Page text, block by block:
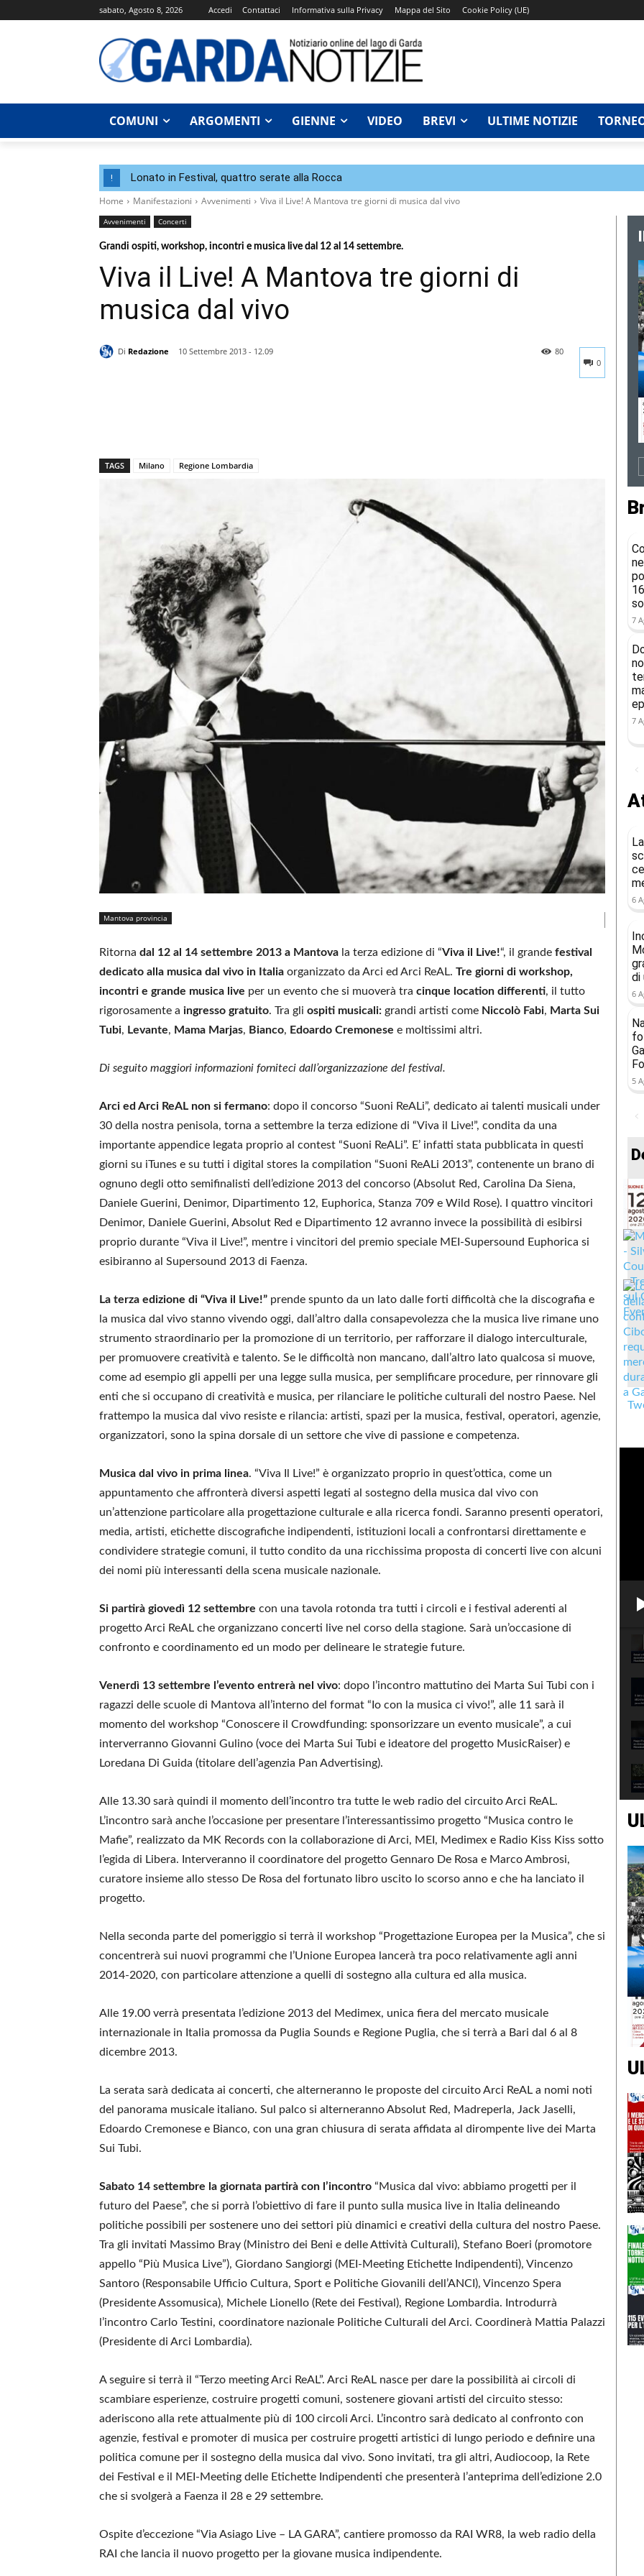
sabato, Agosto 8, 2026 Accedi Contattaci Informativa sulla Privacy Mappa del Sito Cookie Policy (UE)
COMUNI ARGOMENTI GIENNE VIDEO BREVI ULTIME NOTIZIE
! Lonato in Festival, quattro serate alla Rocca
Home Manifestazioni Avvenimenti Viva il Live! A Mantova tre giorni di musica dal vivo
Avvenimenti Concerti
Grandi ospiti, workshop, incontri e musica live dal 12 al 14 settembre.
Viva il Live! A Mantova tre giorni di
musica dal vivo
Di Redazione
10 Settembre 2013 - 12.09
0
80
TAGS Milano Regione Lombardia
Mantova provincia
Ritorna dal 12 al 14 settembre 2013 a Mantova la terza edizione di “Viva il Live!“, il grande festival
dedicato alla musica dal vivo in Italia organizzato da Arci ed Arci ReAL. Tre giorni di workshop,
incontri e grande musica live per un evento che si muoverà tra cinque location differenti, il tutto
rigorosamente a ingresso gratuito. Tra gli ospiti musicali: grandi artisti come Niccolò Fabi, Marta Sui
Tubi, Levante, Mama Marjas, Bianco, Edoardo Cremonese e moltissimi altri.
Di seguito maggiori informazioni forniteci dall’organizzazione del festival.
Arci ed Arci ReAL non si fermano: dopo il concorso “Suoni ReALi”, dedicato ai talenti musicali under
30 della nostra penisola, torna a settembre la terza edizione di “Viva il Live!”, condita da una
importante appendice legata proprio al contest “Suoni ReALi”. E’ infatti stata pubblicata in questi
giorni su iTunes e su tutti i digital stores la compilation “Suoni ReALi 2013”, contenente un brano di
ognuno degli otto semifinalisti dell’edizione 2013 del concorso (Absolut Red, Carolina Da Siena,
Daniele Guerini, Denimor, Dipartimento 12, Euphorica, Stanza 709 e Wild Rose). I quattro vincitori
Denimor, Daniele Guerini, Absolut Red e Dipartimento 12 avranno invece la possibilità di esibirsi
proprio durante “Viva il Live!”, mentre i vincitori del premio speciale MEI-Supersound Euphorica si
esibiranno al Supersound 2013 di Faenza.
La terza edizione di “Viva il Live!” prende spunto da un lato dalle forti difficoltà che la discografia e
la musica dal vivo stanno vivendo oggi, dall’altro dalla consapevolezza che la musica live rimane uno
strumento straordinario per la promozione di un territorio, per rafforzare il dialogo interculturale,
per promuovere creatività e talento. Se le difficoltà non mancano, dall’altro lato qualcosa si muove,
come ad esempio gli appelli per una legge sulla musica, per semplificare procedure, per rinnovare gli
enti che si occupano di creatività e musica, per rilanciare le politiche culturali del nostro Paese. Nel
frattempo la musica dal vivo resiste e rilancia: artisti, spazi per la musica, festival, operatori, agenzie,
organizzatori, sono la spina dorsale di un settore che vive di passione e competenza.
Musica dal vivo in prima linea. “Viva Il Live!” è organizzato proprio in quest’ottica, come un
appuntamento che affronterà diversi aspetti legati al sostegno della musica dal vivo con
un’attenzione particolare alla progettazione culturale e alla ricerca fondi. Saranno presenti operatori,
media, artisti, etichette discografiche indipendenti, istituzioni locali a confrontarsi direttamente e
condividere strategie comuni, il tutto condito da una ricchissima proposta di concerti live con alcuni
dei nomi più interessanti della scena musicale nazionale.
Si partirà giovedì 12 settembre con una tavola rotonda tra tutti i circoli e i festival aderenti al
progetto Arci ReAL che organizzano concerti live nel corso della stagione. Sarà un’occasione di
confronto e coordinamento ed un modo per delineare le strategie future.
Venerdì 13 settembre l’evento entrerà nel vivo: dopo l’incontro mattutino dei Marta Sui Tubi con i
ragazzi delle scuole di Mantova all’interno del format “Io con la musica ci vivo!”, alle 11 sarà il
momento del workshop “Conoscere il Crowdfunding: sponsorizzare un evento musicale”, a cui
interverranno Giovanni Gulino (voce dei Marta Sui Tubi e ideatore del progetto MusicRaiser) e
Loredana Di Guida (titolare dell’agenzia Pan Advertising).
Alle 13.30 sarà quindi il momento dell’incontro tra tutte le web radio del circuito Arci ReAL.
L’incontro sarà anche l’occasione per presentare l’interessantissimo progetto “Musica contro le
Mafie”, realizzato da MK Records con la collaborazione di Arci, MEI, Medimex e Radio Kiss Kiss sotto
l’egida di Libera. Interveranno il coordinatore del progetto Gennaro De Rosa e Marco Ambrosi,
curatore insieme allo stesso De Rosa del fortunato libro uscito lo scorso anno e che ha lanciato il
progetto.
Nella seconda parte del pomeriggio si terrà il workshop “Progettazione Europea per la Musica”, che si
concentrerà sui nuovi programmi che l’Unione Europea lancerà tra poco relativamente agli anni
2014-2020, con particolare attenzione a quelli di sostegno alla cultura ed alla musica.
Alle 19.00 verrà presentata l’edizione 2013 del Medimex, unica fiera del mercato musicale
internazionale in Italia promossa da Puglia Sounds e Regione Puglia, che si terrà a Bari dal 6 al 8
dicembre 2013.
La serata sarà dedicata ai concerti, che alterneranno le proposte del circuito Arci ReAL a nomi noti
del panorama musicale italiano. Sul palco si alterneranno Absolut Red, Madreperla, Jack Jaselli,
Edoardo Cremonese e Bianco, con una gran chiusura di serata affidata al dirompente live dei Marta
Sui Tubi.
Sabato 14 settembre la giornata partirà con l’incontro “Musica dal vivo: abbiamo progetti per il
futuro del Paese”, che si porrà l’obiettivo di fare il punto sulla musica live in Italia delineando
politiche possibili per sostenere uno dei settori più dinamici e creativi della cultura del nostro Paese.
Tra gli invitati Massimo Bray (Ministro dei Beni e delle Attività Culturali), Stefano Boeri (promotore
appello “Più Musica Live”), Giordano Sangiorgi (MEI-Meeting Etichette Indipendenti), Vincenzo
Santoro (Responsabile Ufficio Cultura, Sport e Politiche Giovanili dell’ANCI), Vincenzo Spera
(Presidente Assomusica), Michele Lionello (Rete dei Festival), Regione Lombardia. Introdurrà
l’incontro Carlo Testini, coordinatore nazionale Politiche Culturali del Arci. Coordinerà Mattia Palazzi
(Presidente di Arci Lombardia).
A seguire si terrà il “Terzo meeting Arci ReAL”. Arci ReAL nasce per dare la possibilità ai circoli di
scambiare esperienze, costruire progetti comuni, sostenere giovani artisti del circuito stesso:
aderiscono alla rete attualmente più di 100 circoli Arci. L’incontro sarà dedicato al confronto con
agenzie, festival e promoter di musica per costruire progetti artistici di lungo periodo e definire una
politica comune per il sostegno della musica dal vivo. Sono invitati, tra gli altri, Audiocoop, la Rete
dei Festival e il MEI-Meeting delle Etichette Indipendenti che presenterà l’anteprima dell’edizione 2.0
che si svolgerà a Faenza il 28 e 29 settembre.
Ospite d’eccezione “Via Asiago Live – LA GARA”, cantiere promosso da RAI WR8, la web radio della
RAI che lancia il nuovo progetto per la giovane musica indipendente.
7
7
6
di
6
5